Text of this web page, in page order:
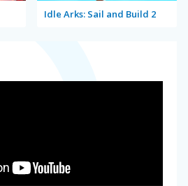
Idle Arks: Sail and Build 2